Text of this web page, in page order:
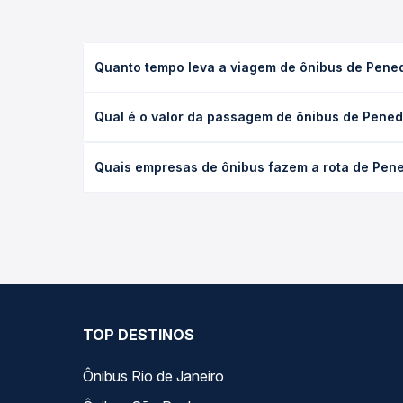
Quanto tempo leva a viagem de ônibus de
executivo ou leito) e as condições de tráfego. Na
Qual é o valor da passagem de ônibus de
poltrona e a antecedência da compra. Na Quero
Quais empresas de ônibus fazem a rota de
TOP DESTINOS
Ônibus Rio de Janeiro